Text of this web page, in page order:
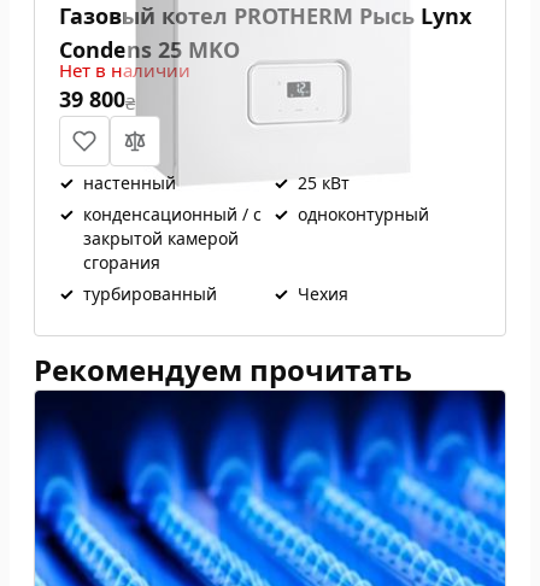
Газовый котел PROTHERM Рысь Lynx
Condens 25 MKO
Нет в наличии
39 800₴
✓ настенный ✓ 25 кВт
✓ конденсационный / с
закрытой камерой
сгорания
✓ одноконтурный
✓ турбированный ✓ Чехия
Рекомендуем прочитать